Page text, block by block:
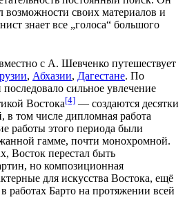
возможности своих материалов и
знает все „голоса“ большого
с А. Шевченко путешествует
, Абхазии, Дагестане. По
сильное увлечение
Востока[4] — создаются десятки
в том числе дипломная работа
работы этого периода были
гамме, почти монохромной.
Восток перестал быть
но композиционная
для искусства Востока, ещё
работах Барто на протяжении всей